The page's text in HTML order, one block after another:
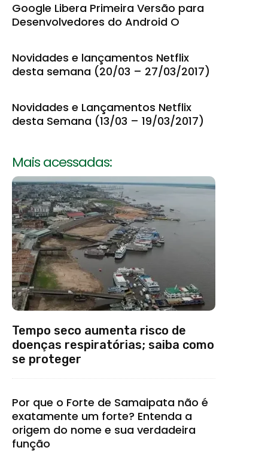
Google Libera Primeira Versão para
Desenvolvedores do Android O
Novidades e lançamentos Netflix
desta semana (20/03 – 27/03/2017)
Novidades e Lançamentos Netflix
desta Semana (13/03 – 19/03/2017)
Mais acessadas:
Tempo seco aumenta risco de
doenças respiratórias; saiba como
se proteger
Por que o Forte de Samaipata não é
exatamente um forte? Entenda a
origem do nome e sua verdadeira
função